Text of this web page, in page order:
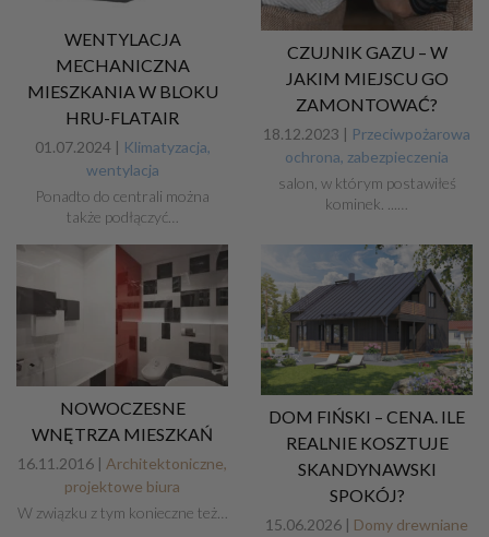
WENTYLACJA
MECHANICZNA
MIESZKANIA W BLOKU
HRU-FLATAIR
01.07.2024 | Klimatyzacja,
wentylacja
Ponadto do centrali można
także podłączyć…
CZUJNIK GAZU – W
JAKIM MIEJSCU GO
ZAMONTOWAĆ?
18.12.2023 | Przeciwpożarowa
ochrona, zabezpieczenia
salon, w którym postawiłeś
kominek. ...…
NOWOCZESNE
WNĘTRZA MIESZKAŃ
16.11.2016 | Architektoniczne,
projektowe biura
W związku z tym konieczne też…
DOM FIŃSKI – CENA. ILE
REALNIE KOSZTUJE
SKANDYNAWSKI
SPOKÓJ?
15.06.2026 | Domy drewniane